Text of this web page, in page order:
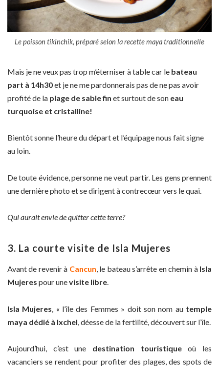
Le poisson tikinchik, préparé selon la recette maya traditionnelle
Mais je ne veux pas trop m’éterniser à table car le bateau
part à 14h30et je ne me pardonnerais pas de ne pas avoir
profité de la plage de sable fin et surtout de son eau
turquoise et cristalline!
Bientôt sonne l’heure du départ et l’équipage nous fait signe
au loin.
De toute évidence, personne ne veut partir. Les gens prennent
une dernière photo et se dirigent à contrecœur vers le quai.
Qui aurait envie de quitter cette terre?
3. La courte visite de Isla Mujeres
Avant de revenir à Cancun, le bateau s’arrête en chemin àIsla
Mujeres pour unevisite libre.
Isla Mujeres , « l’île des Femmes » doit son nom au temple
maya dédié à Ixchel , déesse de la fertilité, découvert sur l’île.
Aujourd’hui, c’est une destination touristiqueoù les
vacanciers se rendent pour profiter des plages, des spots de